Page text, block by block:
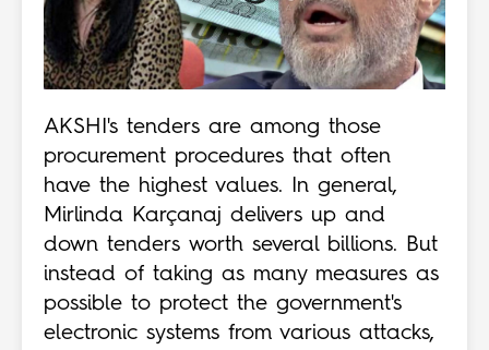
AKSHI's tenders are among those
procurement procedures that often
have the highest values. In general,
Mirlinda Karçanaj delivers up and
down tenders worth several billions. But
instead of taking as many measures as
possible to protect the government's
electronic systems from various attacks,